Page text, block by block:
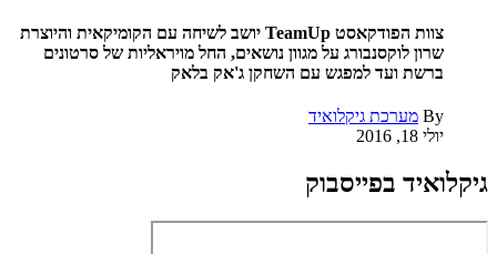
צוות הפודקאסט TeamUp יושב לשיחה עם הקומיקאית והיוצרת
שרון לוקסנבורג על מגוון נושאים, החל מויראליות של סרטונים
ברשת ועד למפגש עם השחקן ג'אק בלאק
By מערכת גיקלואיד
יולי 18, 2016
גיקלואיד בפייסבוק